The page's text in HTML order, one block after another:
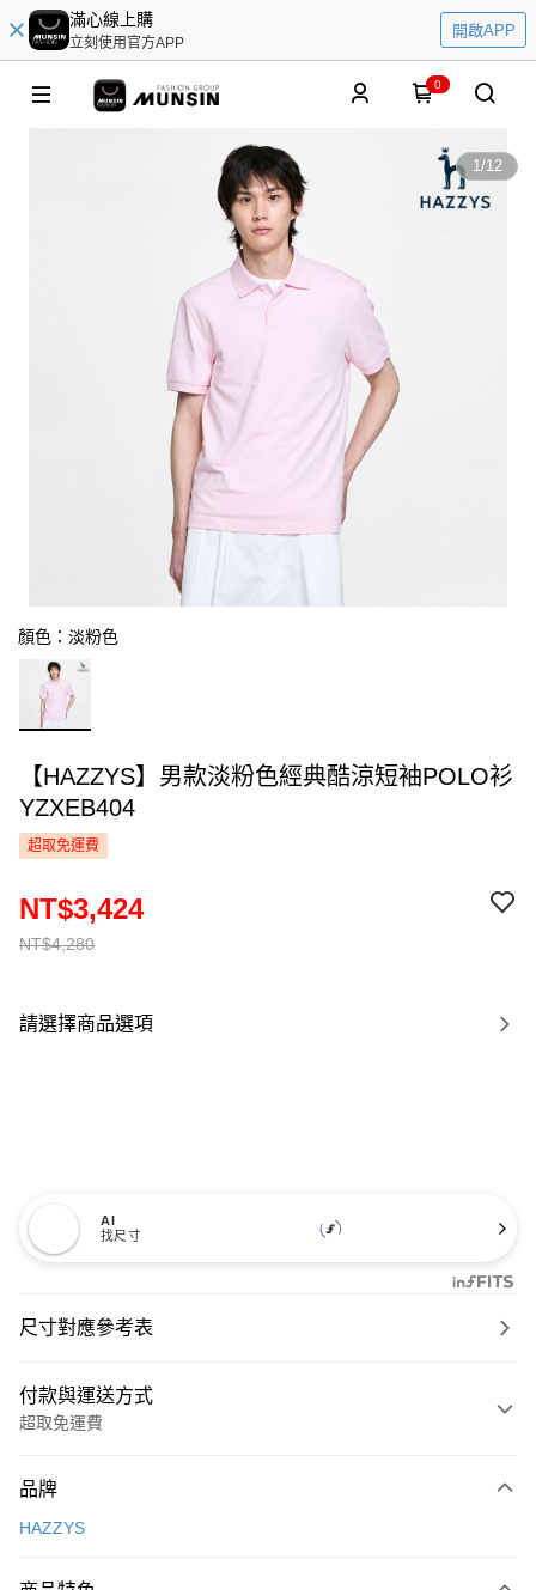
滿心線上購
立刻使用官方APP
開啟APP
0
1/12
顏色：淡粉色
【HAZZYS】男款淡粉色經典酷涼短袖POLO衫
YZXEB404
超取免運費
NT$4,280
NT$3,424
請選擇商品選項
AI
找尺寸
尺寸對應參考表
付款與運送方式
超取免運費
信用卡一次付款
品牌
HAZZYS